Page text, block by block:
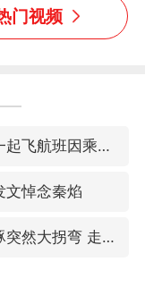
门视频
大连一起飞航班因乘客可乐爆瓶折返
文悼念秦焰
白海豚突然大拐弯 走出罕见路线